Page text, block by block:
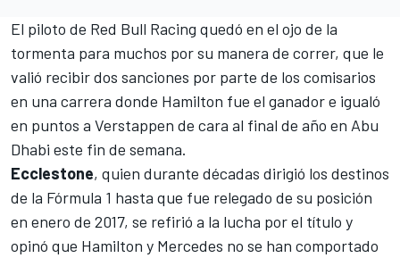
El piloto de Red Bull Racing quedó en el ojo de la
tormenta para muchos por su manera de correr, que le
valió recibir dos sanciones por parte de los comisarios
en una carrera donde Hamilton fue el ganador e igualó
en puntos a Verstappen de cara al final de año en Abu
Dhabi este fin de semana.
Ecclestone, quien durante décadas dirigió los destinos
de la Fórmula 1 hasta que fue relegado de su posición
en enero de 2017, se refirió a la lucha por el título y
opinó que Hamilton y Mercedes no se han comportado